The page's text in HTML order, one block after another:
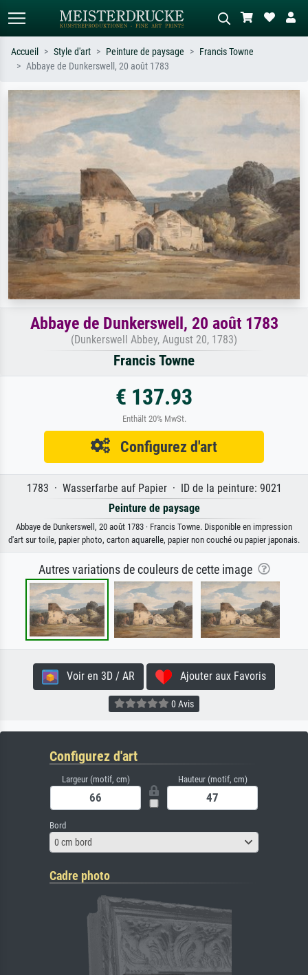
Recherchez par artiste, titre ou style –
ex. Monet, Nuit étoilée,
impressionnisme, vague de Hokusai,
nu.
Décrivez la scène – ex. prairie verte,
abstrait avec beaucoup de rouge,
tableau sombre, nu debout près d'un
Accueil Style d'art Peinture de paysage
Francis Towne
Abbaye de Dunkerswell, 20 août 1783
Abbaye de Dunkerswell, 20 août 1783
(Dunkerswell Abbey, August 20, 1783)
Francis Towne
€ 137.93
Enthält 20% MwSt.
Configurez d'art
1783 · Wasserfarbe auf Papier · ID de la peinture: 9021
Peinture de paysage
Abbaye de Dunkerswell, 20 août 1783 · Francis Towne. Disponible en impression
d'art sur toile, papier photo, carton aquarelle, papier non couché ou papier japonais.
Autres variations de couleurs de cette image
Voir en 3D / AR Ajouter aux Favoris
0 Avis
Configurez d'art
Largeur (motif, cm) Hauteur (motif, cm)
Bord
0 cm bord
Cadre photo